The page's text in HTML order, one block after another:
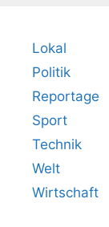
Lokal
Politik
Reportage
Sport
Technik
Welt
Wirtschaft